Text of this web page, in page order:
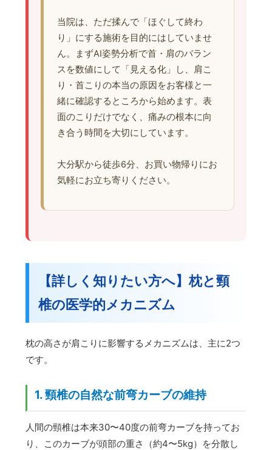
当院は、ただ揉んで「ほぐして終わ
り」にする施術を目的にはしていませ
ん。まずAI姿勢分析で首・肩のバラン
スを数値にして「見える化」し、肩こ
り・首こりの本当の原因をお客様と一
緒に確認するところから始めます。表
面のこりだけでなく、痛みの根本に向
き合う時間を大切にしています。
大分駅から徒歩6分、お買い物帰りにお
気軽にお立ち寄りください。
【詳しく知りたい方へ】枕と頸
椎の医学的メカニズム
枕の高さが肩こりに影響するメカニズムは、主に2つ
です。
1. 頸椎の自然な前弯カーブの維持
人間の頸椎は本来30〜40度の前弯カーブを持ってお
り、このカーブが頭部の重さ（約4〜5kg）を分散し